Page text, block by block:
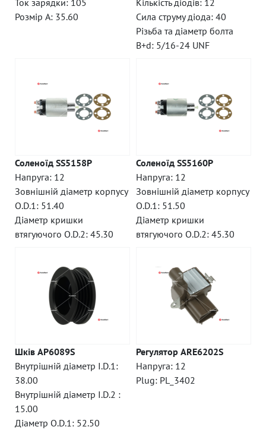
Ток зарядки: 105
Розмір A: 35.60
Кількість діодів: 12
Сила струму діода: 40
Різьба та діаметр болта
B+d: 5/16-24 UNF
Соленоїд SS5158P
Напруга: 12
Зовнішній діаметр корпусу
O.D.1: 51.40
Діаметр кришки
втягуючого O.D.2: 45.30
Соленоїд SS5160P
Напруга: 12
Зовнішній діаметр корпусу
O.D.1: 51.50
Діаметр кришки
втягуючого O.D.2: 45.30
Шків AP6089S
Внутрішній діаметр I.D.1:
38.00
Внутрішній діаметр I.D.2 :
15.00
Діаметр O.D.1: 52.50
Регулятор ARE6202S
Напруга: 12
Plug: PL_3402